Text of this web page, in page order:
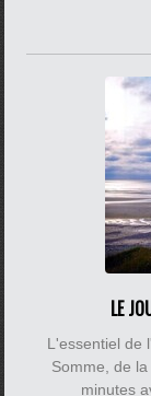
LE
L'essentiel de
Somme, de
minutes